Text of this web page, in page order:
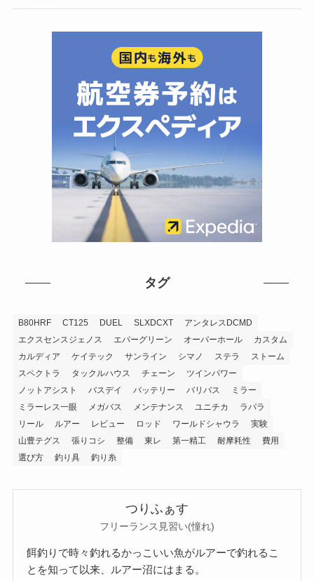
タグ
B80HRF CT125 DUEL SLXDCXT
アンタレスDCMD
エクスセンスジェノス
エバーグリーン オーバーホール
カスタム
カルディア
ケイテック サンライン シマノ ステラ
ストーム
スペクトラ
タックルハウス チェーン
ツインパワー
ノットアシスト
バスデイ バッテリー バリバス
ミラー
ミラーレス一眼
メガバス メンテナンス ユニチカ
ラパラ
リール
ルアー レビュー ロッド ワールドシャウラ
実験
山豊テグス
張りコシ 整備 東レ 第一精工 耐摩耗性
費用
選び方
釣り具 釣り糸
つりふぁす
フリーランス見習い(憧れ)
餌釣りで時々釣れるかっこいい魚がルアーで釣れるこ
とを知って以来、ルアー沼にはまる。